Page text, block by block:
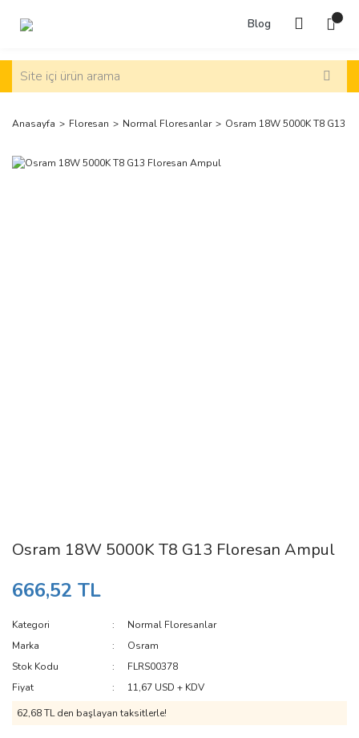
Blog
Anasayfa Floresan Normal Floresanlar Osram 18W 5000K T8 G13
Osram 18W 5000K T8 G13 Floresan Ampul
666,52 TL
Kategori
Normal Floresanlar
Marka
Osram
Stok Kodu
FLRS00378
Fiyat
11,67 USD + KDV
62,68 TL den başlayan taksitlerle!